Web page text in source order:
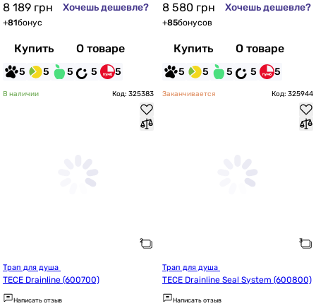
8 189 грн Хочешь дешевле?
+81бонус
Купить О товаре
5 5 5 5 5
8 580 грн Хочешь дешевле?
+85бонусов
Купить О товаре
5 5 5 5 5
В наличии Код: 325383
TECE Drainline (600700)
Написать отзыв
Заканчивается Код: 325944
TECE Drainline Seal System (600800)
Написать отзыв